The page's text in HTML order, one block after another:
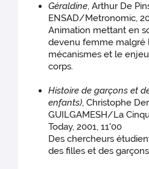
Géraldine, Arthur De
ENSAD/Metronomic,
Animation mettant en
devenu femme malgré
mécanismes et le
corps.
Histoire de garçons et
enfants), Christophe
GUILGAMESH/La
Today, 2001, 11'00
Des chercheurs
des filles et des